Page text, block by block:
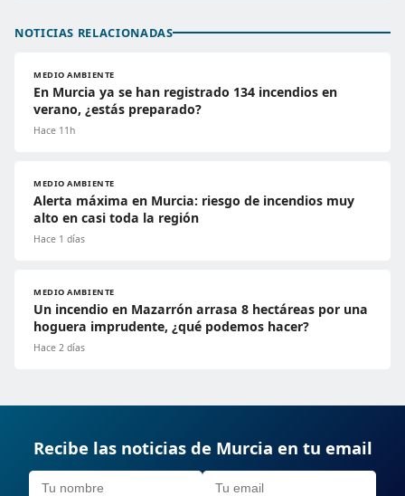
NOTICIAS RELACIONADAS
MEDIO AMBIENTE
En Murcia ya se han registrado 134 incendios en
verano, ¿estás preparado?
Hace 11h
MEDIO AMBIENTE
Alerta máxima en Murcia: riesgo de incendios muy
alto en casi toda la región
Hace 1 días
MEDIO AMBIENTE
Un incendio en Mazarrón arrasa 8 hectáreas por una
hoguera imprudente, ¿qué podemos hacer?
Hace 2 días
Recibe las noticias de Murcia en tu email